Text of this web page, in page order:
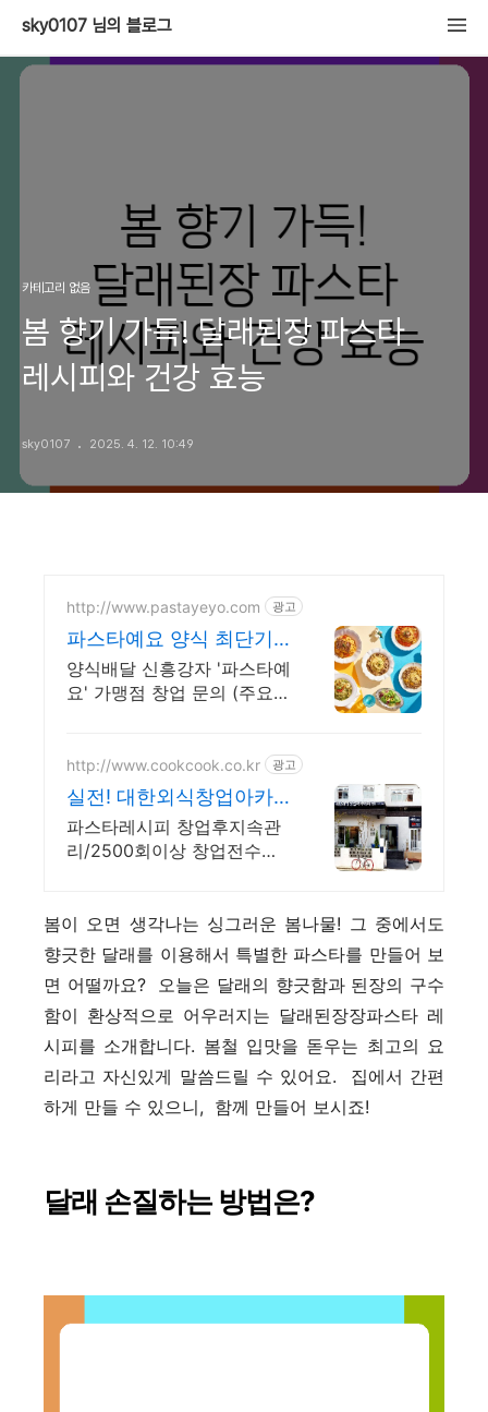
sky0107 님의 블로그
카테고리 없음
봄 향기 가득! 달래된장 파스타
레시피와 건강 효능
sky0107 2025. 4. 12. 10:49
http://www.pastayeyo.com 광고
파스타예요 양식 최단기
간 50호점 돌파
양식배달 신흥강자 '파스타예
요' 가맹점 창업 문의 (주요상
본 창업의 성공신화!
http://www.cookcook.co.kr 광고
실전! 대한외식창업아카
데미 창업전문1:1교육
파스타레시피 창업후지속관
리/2500회이상 창업전수컨
봄이 오면 생각나는 싱그러운 봄나물! 그 중에서도
향긋한 달래를 이용해서 특별한 파스타를 만들어 보
면 어떨까요? 오늘은 달래의 향긋함과 된장의 구수
함이 환상적으로 어우러지는 달래된장장파스타 레
시피를 소개합니다. 봄철 입맛을 돋우는 최고의 요
리라고 자신있게 말씀드릴 수 있어요. 집에서 간편
하게 만들 수 있으니, 함께 만들어 보시죠!
달래 손질하는 방법은?